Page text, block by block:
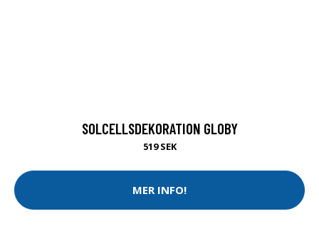
SOLCELLSDEKORATION GLOBY
519 SEK
MER INFO!